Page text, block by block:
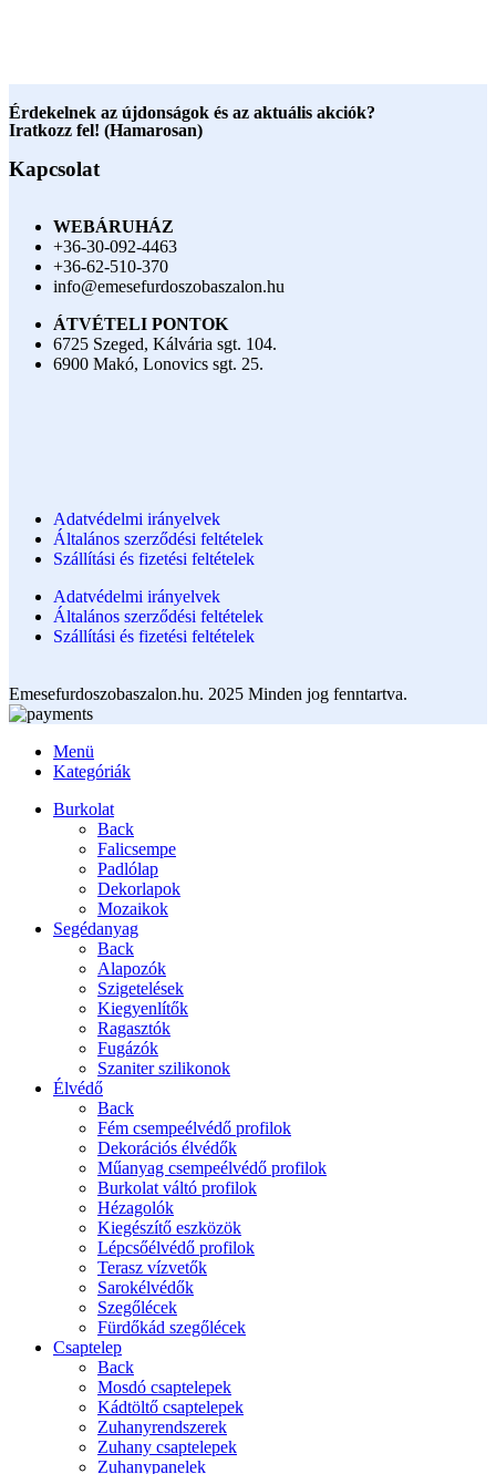
Érdekelnek az újdonságok és az aktuális akciók?
Iratkozz fel! (Hamarosan)
Kapcsolat
WEBÁRUHÁZ
+36-30-092-4463
+36-62-510-370
info@emesefurdoszobaszalon.hu
ÁTVÉTELI PONTOK
6725 Szeged, Kálvária sgt. 104.​
6900 Makó, Lonovics sgt. 25.
Adatvédelmi irányelvek
Általános szerződési feltételek
Szállítási és fizetési feltételek
Adatvédelmi irányelvek
Általános szerződési feltételek
Szállítási és fizetési feltételek
Emesefurdoszobaszalon.hu. 2025 Minden jog fenntartva.
Menü
Kategóriák
Burkolat
Back
Falicsempe
Padlólap
Dekorlapok
Mozaikok
Segédanyag
Back
Alapozók
Szigetelések
Kiegyenlítők
Ragasztók
Fugázók
Szaniter szilikonok
Élvédő
Back
Fém csempeélvédő profilok
Dekorációs élvédők
Műanyag csempeélvédő profilok
Burkolat váltó profilok
Hézagolók
Kiegészítő eszközök
Lépcsőélvédő profilok
Terasz vízvetők
Sarokélvédők
Szegőlécek
Fürdőkád szegőlécek
Csaptelep
Back
Mosdó csaptelepek
Kádtöltő csaptelepek
Zuhanyrendszerek
Zuhany csaptelepek
Zuhanypanelek